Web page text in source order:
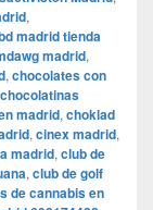
,
madrid tienda
madrid,
, chocolates con
chocolatinas
madrid, choklad
, cinex madrid,
madrid, club de
, club de golf
de cannabis en